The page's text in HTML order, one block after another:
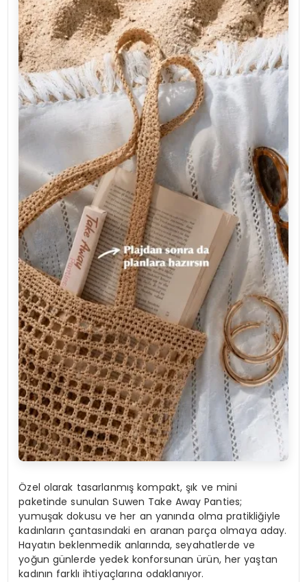
Özel olarak tasarlanmış kompakt, şık ve mini
paketinde sunulan Suwen Take Away Panties;
yumuşak dokusu ve her an yanında olma pratikliğiyle
kadınların çantasındaki en aranan parça olmaya aday.
Hayatın beklenmedik anlarında, seyahatlerde ve
yoğun günlerde yedek konforsunan ürün, her yaştan
kadının farklı ihtiyaçlarına odaklanıyor.